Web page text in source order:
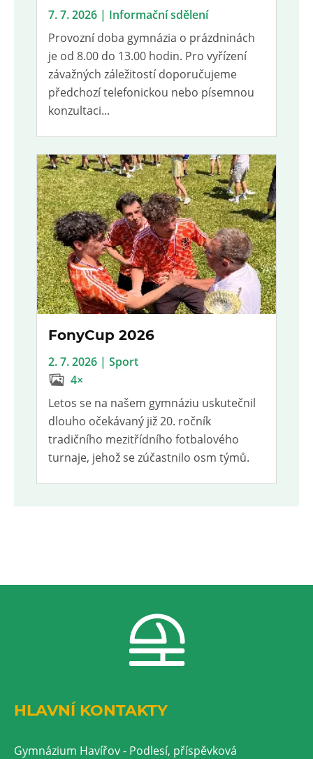
7. 7. 2026 | Informační sdělení
Provozní doba gymnázia o prázdninách
je od 8.00 do 13.00 hodin. Pro vyřízení
závažných záležitostí doporučujeme
předchozí telefonickou nebo písemnou
konzultaci...
FonyCup 2026
2. 7. 2026 | Sport
4×
Letos se na našem gymnáziu uskutečnil
dlouho očekávaný již 20. ročník
tradičního mezitřídního fotbalového
turnaje, jehož se zúčastnilo osm týmů.
HLAVNÍ KONTAKTY
Gymnázium Havířov - Podlesí, příspěvková